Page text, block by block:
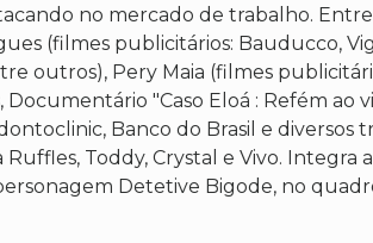
no mercado de trabalho.
(filmes publicitários: Bauducco,
outros), Pery Maia (filmes
"Caso Eloá : Refém ao
Banco do Brasil e diversos
Toddy, Crystal e Vivo. Integra
Detetive Bigode, no quadro